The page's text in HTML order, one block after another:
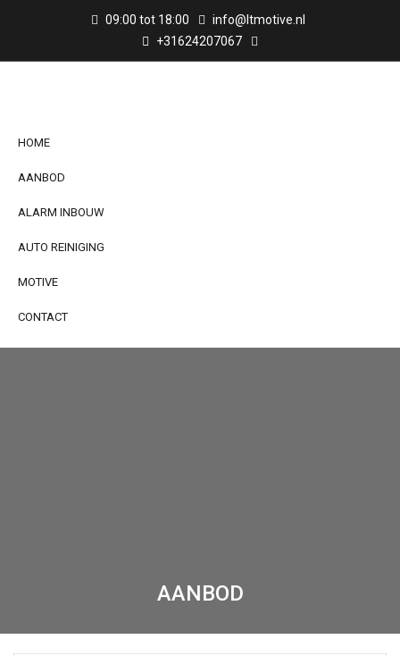
09:00 tot 18:00
info@ltmotive.nl
+31624207067
HOME
AANBOD
ALARM INBOUW
AUTO REINIGING
MOTIVE
CONTACT
AANBOD